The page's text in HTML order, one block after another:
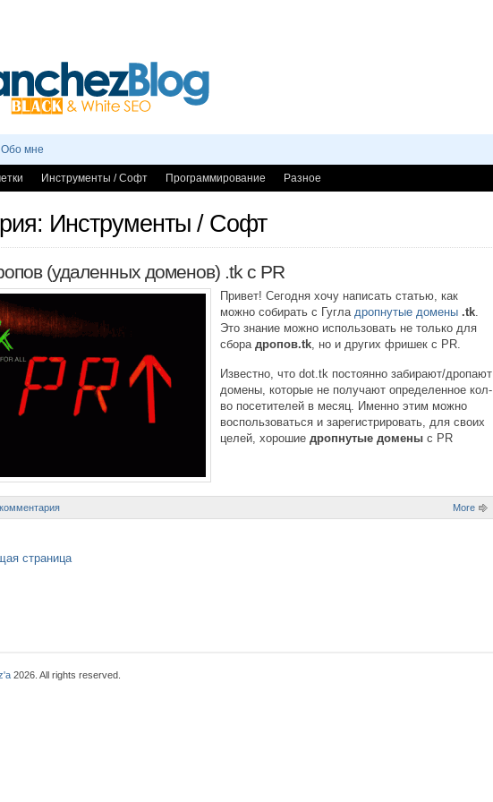
Обо мне
Инструменты / Софт Программирование Разное
Инструменты / Софт
(удаленных доменов) .tk с PR
Привет! Сегодня хочу написать статью, как
можно собирать с Гугла дропнутые домены .tk.
Это знание можно использовать не только для
сбора дропов.tk, но и других фришек с PR.
Известно, что dot.tk постоянно забирают/дропают
домены, которые не получают определенное кол-
во посетителей в месяц. Именно этим можно
воспользоваться и зарегистрировать, для своих
целей, хорошие дропнутые домены с PR
More
страница
2026. All rights reserved.